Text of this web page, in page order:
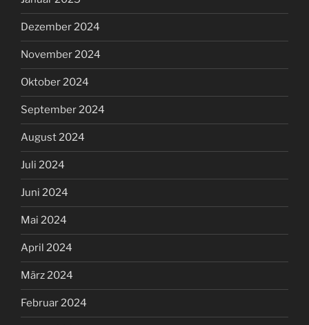
Dezember 2024
November 2024
Oktober 2024
September 2024
August 2024
Juli 2024
Juni 2024
Mai 2024
April 2024
März 2024
Februar 2024